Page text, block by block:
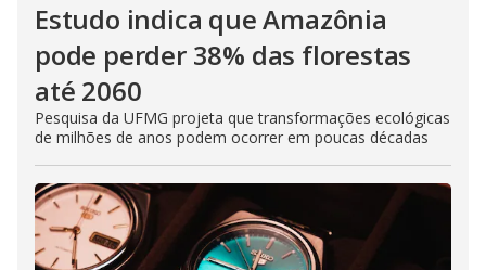
Estudo indica que Amazônia
pode perder 38% das florestas
até 2060
Pesquisa da UFMG projeta que transformações ecológicas
de milhões de anos podem ocorrer em poucas décadas